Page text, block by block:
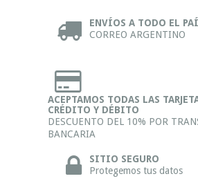
ENVÍOS A TODO EL
CORREO ARGENTINO
ACEPTAMOS TODAS LAS
CRÉDITO Y DÉBITO
DESCUENTO DEL 10% POR
BANCARIA
SITIO SEGURO
Protegemos tus datos